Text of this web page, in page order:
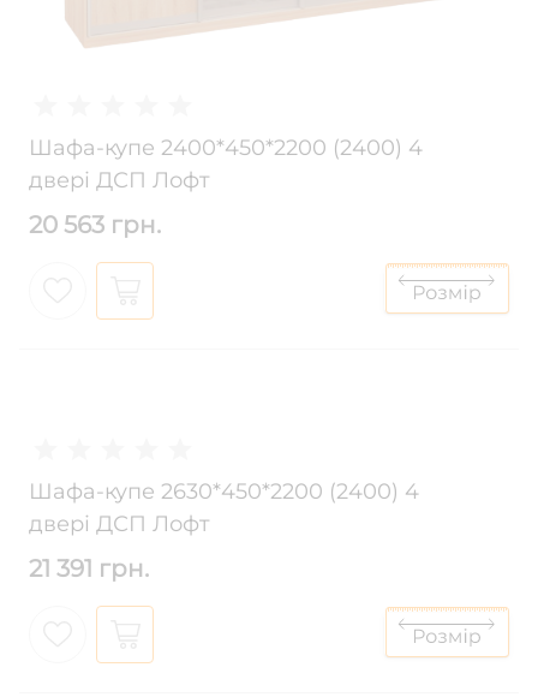
Шафа-купе 2400*450*2200 (2400) 4
двері ДСП Лофт
20 563 грн.
Шафа-купе 2630*450*2200 (2400) 4
двері ДСП Лофт
21 391 грн.